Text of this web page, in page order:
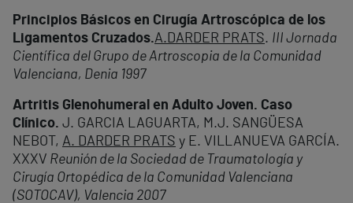
Principios Básicos en Cirugía Artroscópica de los
Ligamentos Cruzados.A.DARDER PRATS. III Jornada
Científica del Grupo de Artroscopia de la Comunidad
Valenciana, Denia 1997
Artritis Glenohumeral en Adulto Joven. Caso
Clínico. J. GARCIA LAGUARTA, M.J. SANGÜESA
NEBOT, A. DARDER PRATS y E. VILLANUEVA GARCÍA.
XXXV Reunión de la Sociedad de Traumatología y
Cirugía Ortopédica de la Comunidad Valenciana
(SOTOCAV), Valencia 2007